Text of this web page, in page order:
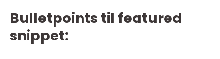
Bulletpoints til featured
snippet: